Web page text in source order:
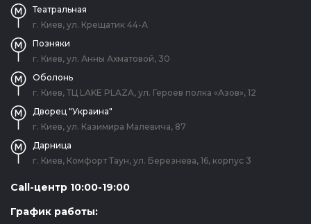
Театральная
г. Киев, ул. Крещатик 44-А
Позняки
г. Киев, ул. Анны Ахматовой, 30
Оболонь
г. Киев, ТЦ LAKE PLAZA, ул. Героев полка «Азов», 12
Дворец "Украина"
г. Киев, ул. Казимира Малевича, 87
Дарница
г. Киев, Комфорт Таун, ул. Березнева, 16, корпус 3
Call-центр 10:00-19:00
График работы: